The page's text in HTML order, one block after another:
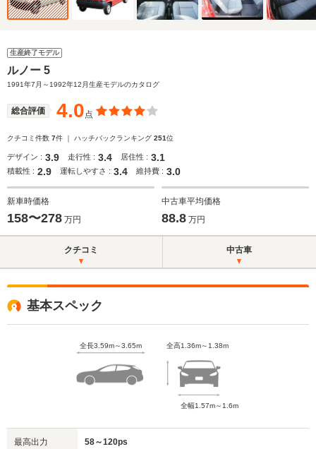
生産終了モデル
ルノー 5
1991年7月～1992年12月生産モデルのカタログ
総合評価 4.0点
クチコミ件数 7件 ｜ ハッチバックランキング 251位
デザイン : 3.9 走行性 : 3.4 居住性 : 3.1
積載性 : 2.9 運転しやすさ : 3.4 維持費 : 3.0
新車時価格
158〜278 万円
中古車平均価格
88.8 万円
クチコミ 中古車
基本スペック
全長3.59m～3.65m 全高1.36m～1.38m
全幅1.57m～1.6m
最高出力 58～120ps